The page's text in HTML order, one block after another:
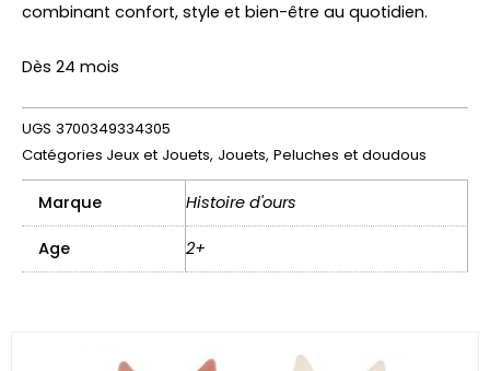
combinant confort, style et bien-être au quotidien.
Dès 24 mois
UGS 3700349334305
Catégories Jeux et Jouets, Jouets, Peluches et doudous
Marque Histoire d'ours
Age 2+